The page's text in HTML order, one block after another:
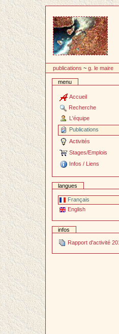
contenu
publications ~g. le maire
menu
Accueil
Recherche
L'équipe
Publications
Activités
Stages/Emplois
Infos / Liens
langues
Français
English
infos
Rapport d'activité